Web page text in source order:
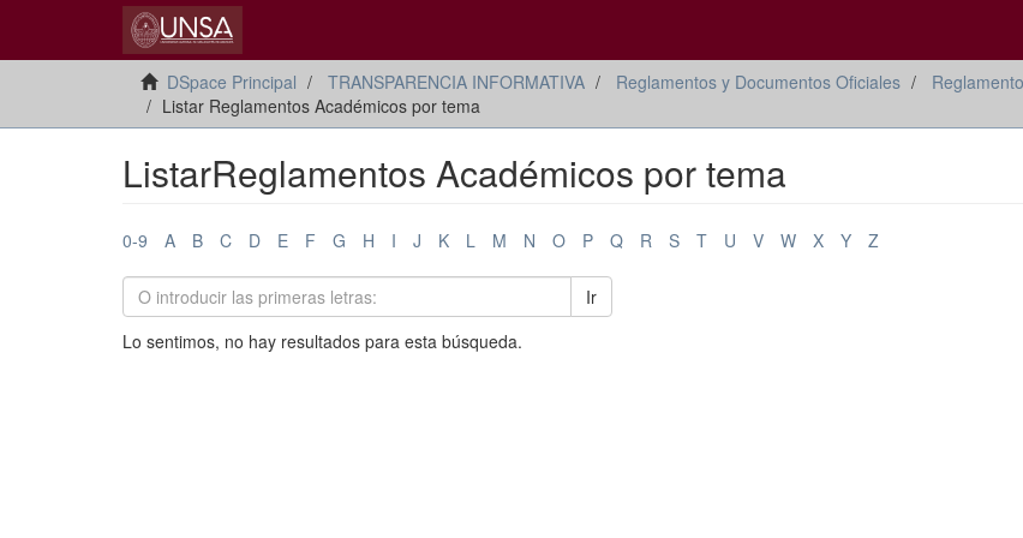
DSpace Principal TRANSPARENCIA INFORMATIVA Reglamentos y Documentos Oficiales
Listar Reglamentos Académicos por tema
ListarReglamentos Académicos por tema
0-9 A B C D E F G H I J K L M N O P Q R S T U V W X Y Z
Ir
Lo sentimos, no hay resultados para esta búsqueda.